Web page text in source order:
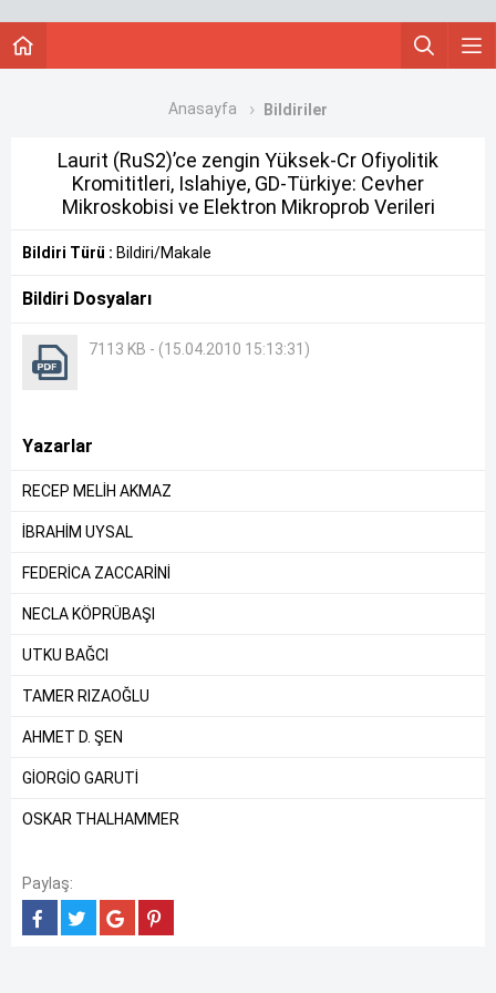
Anasayfa Bildiriler
Laurit (RuS2)’ce zengin Yüksek-Cr Ofiyolitik
Kromititleri, Islahiye, GD-Türkiye: Cevher
Mikroskobisi ve Elektron Mikroprob Verileri
Bildiri Türü : Bildiri/Makale
Bildiri Dosyaları
7113 KB - (15.04.2010 15:13:31)
Yazarlar
RECEP MELİH AKMAZ
İBRAHİM UYSAL
FEDERİCA ZACCARİNİ
NECLA KÖPRÜBAŞI
UTKU BAĞCI
TAMER RIZAOĞLU
AHMET D. ŞEN
GİORGİO GARUTİ
OSKAR THALHAMMER
Paylaş: